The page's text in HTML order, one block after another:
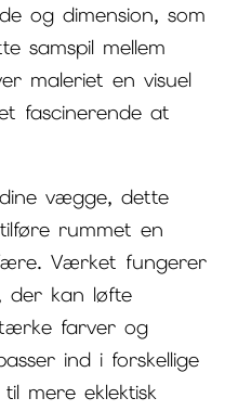
og dimension, som
samspil mellem
maleriet en visuel
fascinerende at
vægge, dette
rummet en
Værket fungerer
der kan løfte
farver og
ind i forskellige
mere eklektisk